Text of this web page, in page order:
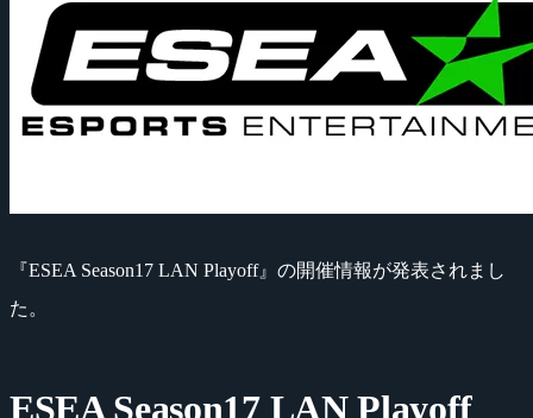
『ESEA Season17 LAN Playoff』の開催情報が発表されまし
た。
ESEA Season17 LAN Playoff